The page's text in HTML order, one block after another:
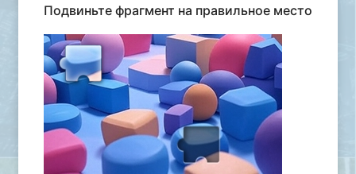
Подвиньте фрагмент на правильное место